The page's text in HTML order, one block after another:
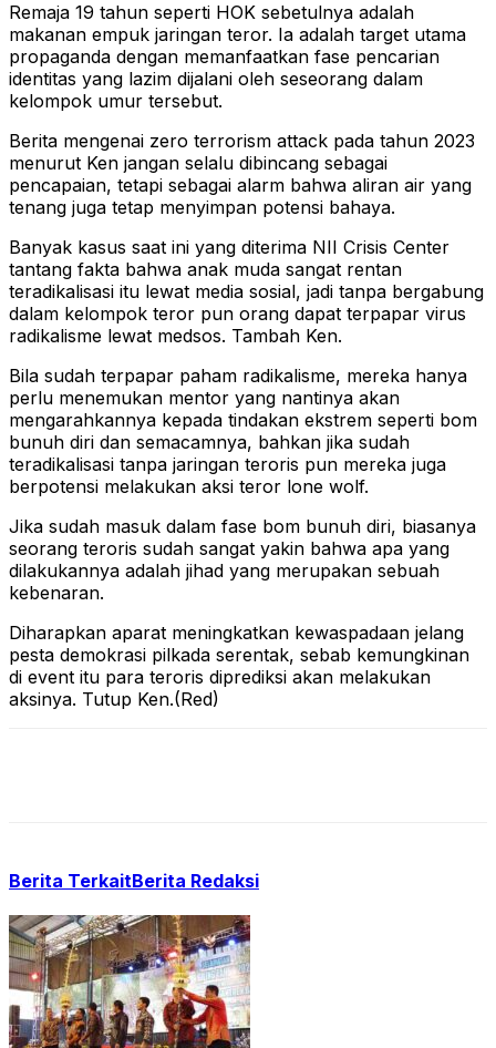
Remaja 19 tahun seperti HOK sebetulnya adalah
makanan empuk jaringan teror. Ia adalah target utama
propaganda dengan memanfaatkan fase pencarian
identitas yang lazim dijalani oleh seseorang dalam
kelompok umur tersebut.
Berita mengenai zero terrorism attack pada tahun 2023
menurut Ken jangan selalu dibincang sebagai
pencapaian, tetapi sebagai alarm bahwa aliran air yang
tenang juga tetap menyimpan potensi bahaya.
Banyak kasus saat ini yang diterima NII Crisis Center
tantang fakta bahwa anak muda sangat rentan
teradikalisasi itu lewat media sosial, jadi tanpa bergabung
dalam kelompok teror pun orang dapat terpapar virus
radikalisme lewat medsos. Tambah Ken.
Bila sudah terpapar paham radikalisme, mereka hanya
perlu menemukan mentor yang nantinya akan
mengarahkannya kepada tindakan ekstrem seperti bom
bunuh diri dan semacamnya, bahkan jika sudah
teradikalisasi tanpa jaringan teroris pun mereka juga
berpotensi melakukan aksi teror lone wolf.
Jika sudah masuk dalam fase bom bunuh diri, biasanya
seorang teroris sudah sangat yakin bahwa apa yang
dilakukannya adalah jihad yang merupakan sebuah
kebenaran.
Diharapkan aparat meningkatkan kewaspadaan jelang
pesta demokrasi pilkada serentak, sebab kemungkinan
di event itu para teroris diprediksi akan melakukan
aksinya. Tutup Ken.(Red)
Berita TerkaitBerita Redaksi